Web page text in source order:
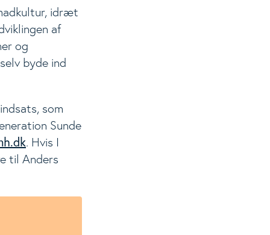
idræt
af
og
byde ind
som
Sunde
. Hvis I
til Anders